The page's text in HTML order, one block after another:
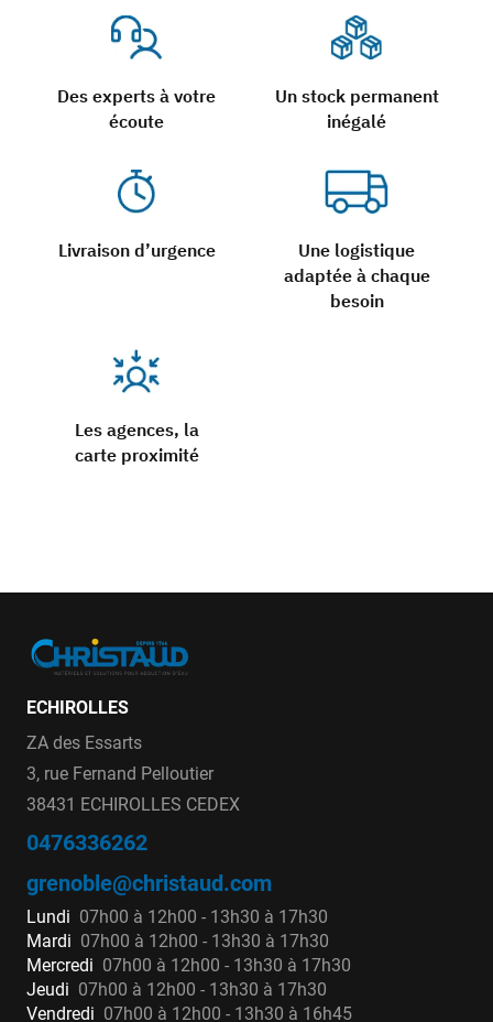
Des experts à votre
écoute
Un stock permanent
inégalé
Livraison d’urgence
Une logistique
adaptée à chaque
besoin
Les agences, la
carte proximité
ECHIROLLES
ZA des Essarts
3, rue Fernand Pelloutier
38431 ECHIROLLES CEDEX
0476336262
grenoble@christaud.com
Lundi 07h00 à 12h00 - 13h30 à 17h30
Mardi 07h00 à 12h00 - 13h30 à 17h30
Mercredi 07h00 à 12h00 - 13h30 à 17h30
Jeudi 07h00 à 12h00 - 13h30 à 17h30
Vendredi 07h00 à 12h00 - 13h30 à 16h45